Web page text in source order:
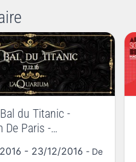
du Titanic -
De Paris -
- 23/12/2016 - De